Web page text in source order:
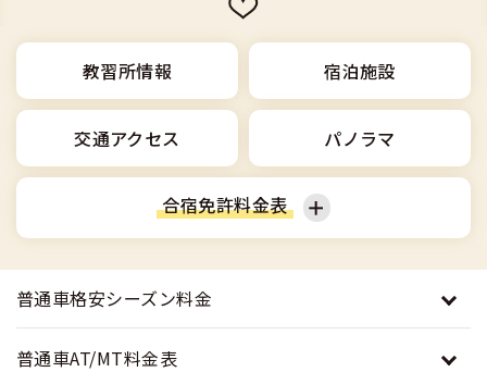
準中型車
中型車
大型車
けん引
特集ページ一覧
格安シーズン料金
出発地別おすすめ校
こだわり、テーマから探す
360度パノラマ教習所
教育訓練給付金制度
安心・お得・早い・充実の合宿免許
合宿免許選びのアドバイス
合宿免許の入校までの流れ
合宿免許での免許取得の流れ
保護者の方へ
合宿免許で最短合格するには
高校生は運転免許を取れる？
免許取消・失効による再取得
冬・雪国の合宿免許は大丈夫？
みんなが選んだ合宿免許の条件
合宿免許ナビについて
会社情報・代表メッセージ
会社概要
登録商標
個人情報の取扱い
参加規定
お気に入りの教習所一覧
運転者適性診断
0120-49-5522
入校申込
教習所情報 宿泊施設
交通アクセス パノラマ
合宿免許料金表
普通車 準中型車
普通車格安シーズン料金
普通車AT/MT料金表